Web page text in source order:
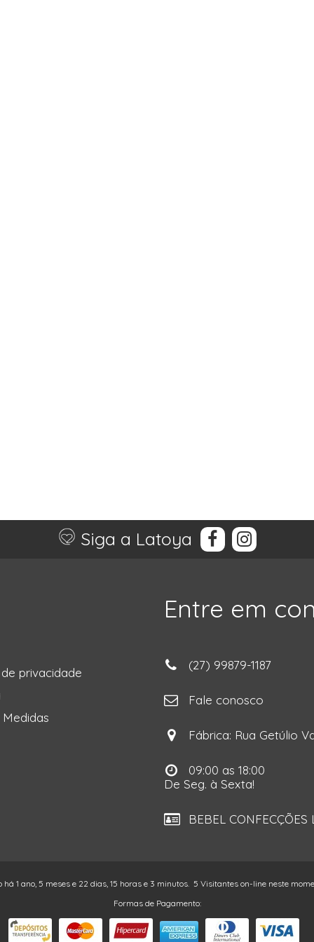
Siga a Latoya
privacidade
Medidas
Entre em
(27) 99879-1187
Fale conosco
Fábrica: Rua Getúlio
09:00 as 18:00
De Seg. à Sexta!
BEBEL
1 ano, 5 meses e 22 dias, 15 horas e 3 minutos. 5 Visitantes on-line neste
Formas de Pagamento: